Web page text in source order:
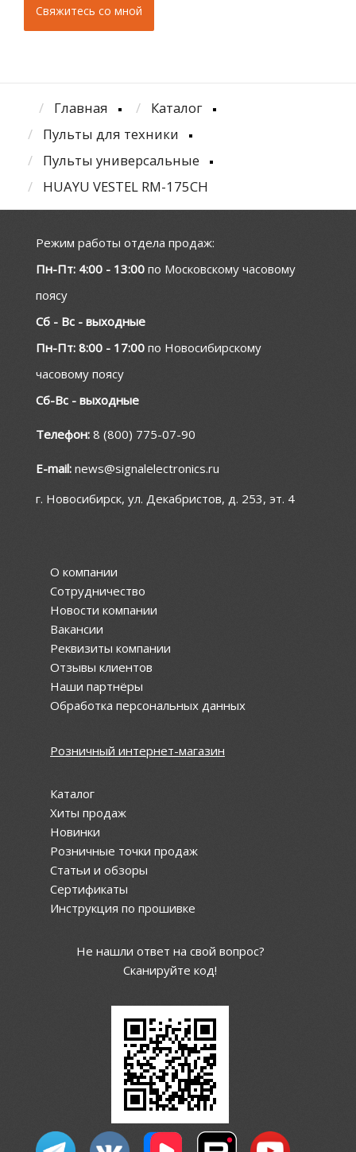
Главная
Каталог
Пульты для техники
Пульты универсальные
HUAYU VESTEL RM-175CH
Режим работы отдела продаж:
Пн-Пт: 4:00 - 13:00 по Московскому часовому
поясу
Сб - Вс - выходные
Пн-Пт: 8:00 - 17:00 по Новосибирскому
часовому поясу
Сб-Вс - выходные
Телефон: 8 (800) 775-07-90
E-mail: news@signalelectronics.ru
г. Новосибирск, ул. Декабристов, д. 253, эт. 4
О компании
Сотрудничество
Новости компании
Вакансии
Реквизиты компании
Отзывы клиентов
Наши партнёры
Обработка персональных данных
Розничный интернет-магазин
Каталог
Хиты продаж
Новинки
Розничные точки продаж
Статьи и обзоры
Сертификаты
Инструкция по прошивке
Не нашли ответ на свой вопрос?
Сканируйте код!